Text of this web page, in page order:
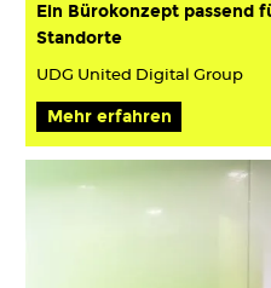
Ein Bürokonzept passend
Standorte
UDG United Digital Group
Mehr erfahren